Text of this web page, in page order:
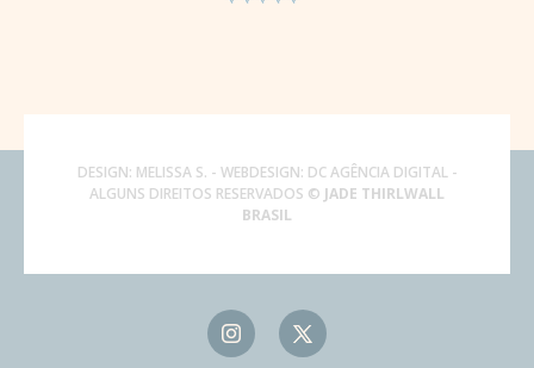
DESIGN: MELISSA S. - WEBDESIGN: DC AGÊNCIA DIGITAL-
ALGUNS DIREITOS RESERVADOS © JADE THIRLWALL
BRASIL